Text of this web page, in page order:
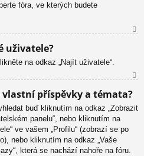
fóra, ve kterých budete
u
uživatele?
na odkaz „Najít uživatele“.
ah
or
příspěvky a témata?
buď kliknutím na odkaz „Zobrazit
panelu“, nebo kliknutím na
ve vašem „Profilu“ (zobrazí se po
nebo kliknutím na odkaz „Vaše
která se nachází nahoře na fóru.